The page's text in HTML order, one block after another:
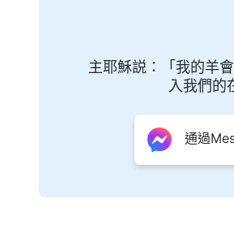
在人類身旁，他的容顏佳美
一點一點地表達出來，尤其
的人類的憐惜之情完全流露
——《跟隨羔羊唱新歌》
主耶穌説：「我的羊
入我們的
通過